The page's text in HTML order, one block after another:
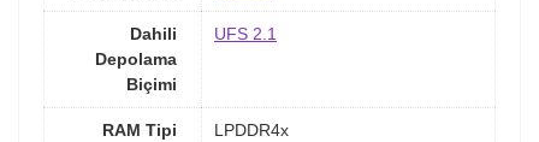
Dahili
Depolama
Biçimi
UFS 2.1
RAM Tipi LPDDR4x